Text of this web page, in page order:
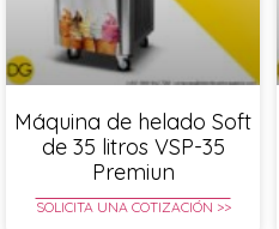
Máquina de helado Soft
de 35 litros VSP-35
Premiun
SOLICITA UNA COTIZACIÓN >>